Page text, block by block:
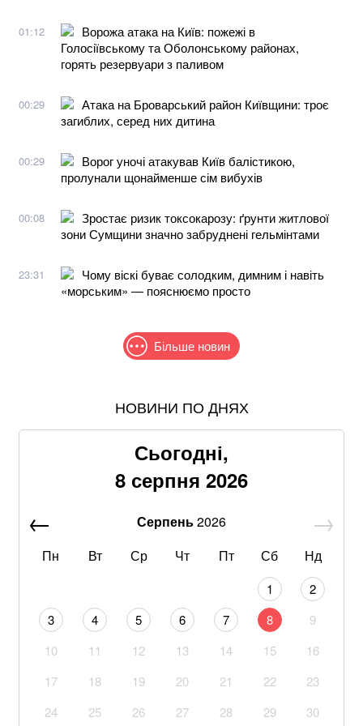
01:12
Ворожа атака на Київ: пожежі в
Голосіївському та Оболонському районах,
горять резервуари з паливом
00:29
Атака на Броварський район Київщини: троє
загиблих, серед них дитина
00:29
Ворог уночі атакував Київ балістикою,
пролунали щонайменше сім вибухів
00:08
Зростає ризик токсокарозу: ґрунти житлової
зони Сумщини значно забруднені гельмінтами
23:31
Чому віскі буває солодким, димним і навіть
«морським» — пояснюємо просто
Більше новин
Понад 9,2 млрд грн: що відомо про нову гучну
Хацкевич: Гуцуляк навіть не прийшов потиснути
Хвиля похолодання накриє Україну: Діденко назвала
Через повагу до Реалу: Родрі отримуватиме в
Що корисніше — кавун чи диня: експерти дали
пораду
Google прибирає одну з найзручніших функцій
Gmail: що зміниться вже у 2027 році
НОВИНИ ПО ДНЯХ
Сьогодні,
8 серпня 2026
Серпень2026
Пн
Вт Ср Чт Пт Сб Нд
1
2
3
4 5 6 7 8
9
10
11 12 13 14 15
16
17
18 19 20 21 22
23
24
25 26 27 28 29
30